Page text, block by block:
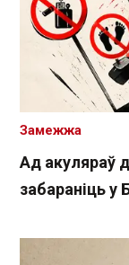
Ад акуляраў
забараніць у
Замежжа